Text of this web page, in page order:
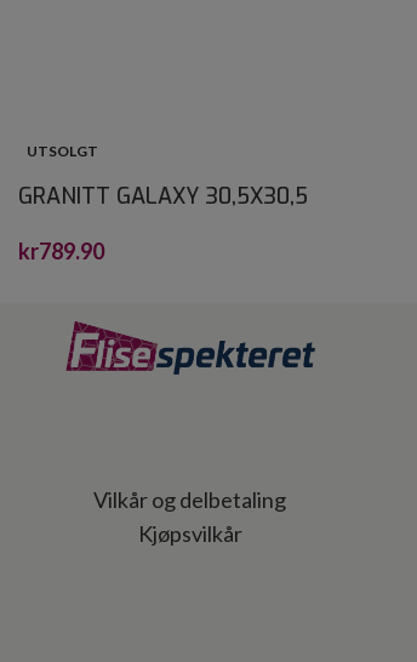
UTSOLGT
GRANITT GALAXY 30,5X30,5
kr789.90
Vilkår og delbetaling
Kjøpsvilkår